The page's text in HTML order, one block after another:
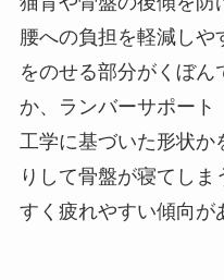
腰への負担を軽減しや
をのせる部分がくぼ
か、ランバーサポート
工学に基づいた形状か
りして骨盤が寝てし
すく疲れやすい傾向が